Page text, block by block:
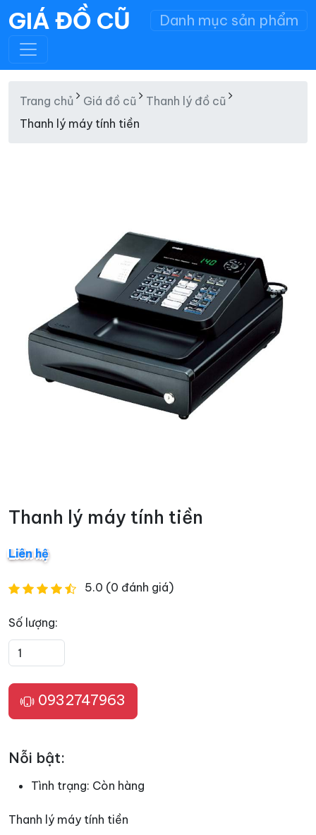
GIÁ ĐỒ CŨ Danh mục sản phẩm
Trang chủ Giá đồ cũ
Thanh lý đồ cũ
Thanh lý máy tính tiền
Thanh lý máy tính tiền
Liên hệ
5.0 (0 đánh giá)
Số lượng:
0932747963
Nỗi bật:
Tình trạng: Còn hàng
Thanh lý máy tính tiền